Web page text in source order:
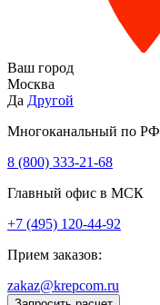
Ваш город
Москва
Да Другой
Многоканальный по РФ
8 (800) 333‑21-68
Главный офис в МСК
+7 (495) 120-44-92
Прием заказов:
zakaz@krepcom.ru